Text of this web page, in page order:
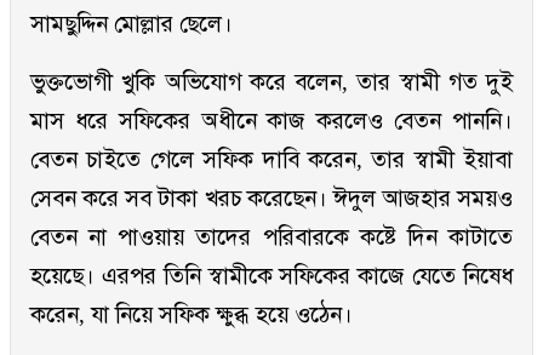
সামছুদ্দিন মোল্লার ছেলে।
ভুক্তভোগী খুকি অভিযোগ করে বলেন, তার স্বামী গত দুই
মাস ধরে সফিকের অধীনে কাজ করলেও বেতন পাননি।
বেতন চাইতে গেলে সফিক দাবি করেন, তার স্বামী ইয়াবা
সেবন করে সব টাকা খরচ করেছেন। ঈদুল আজহার সময়ও
বেতন না পাওয়ায় তাদের পরিবারকে কষ্টে দিন কাটাতে
হয়েছে। এরপর তিনি স্বামীকে সফিকের কাজে যেতে নিষেধ
করেন, যা নিয়ে সফিক ক্ষুব্ধ হয়ে ওঠেন।